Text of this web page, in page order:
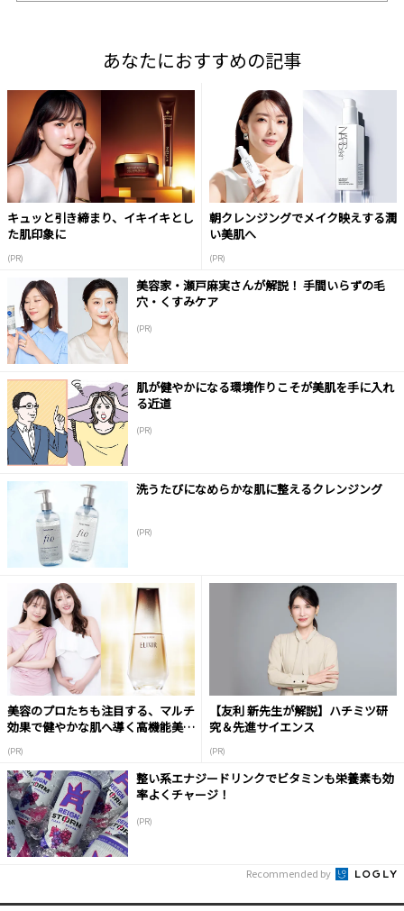
あなたにおすすめの記事
キュッと引き締まり、イキイキとし
た肌印象に
(PR)
朝クレンジングでメイク映えする潤
い美肌へ
(PR)
美容家・瀬戸麻実さんが解説！ 手間いらずの毛
穴・くすみケア
(PR)
肌が健やかになる環境作りこそが美肌を手に入れ
る近道
(PR)
洗うたびになめらかな肌に整えるクレンジング
(PR)
美容のプロたちも注目する、マルチ
効果で健やかな肌へ導く高機能美容
(PR)
【友利 新先生が解説】ハチミツ研
究＆先進サイエンス
(PR)
整い系エナジードリンクでビタミンも栄養素も効
率よくチャージ！
(PR)
Recommended by